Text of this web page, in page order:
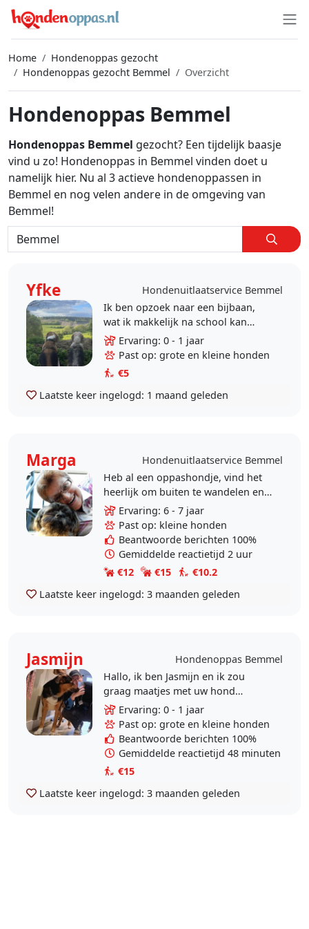
Home
Hondenoppas gezocht
Hondenoppas gezocht Bemmel
Overzicht
Hondenoppas Bemmel
Hondenoppas Bemmel gezocht? Een tijdelijk baasje
vind u zo! Hondenoppas in Bemmel vinden doet u
namelijk hier. Nu al 3 actieve hondenoppassen in
Bemmel en nog velen andere in de omgeving van
Bemmel!
Yfke
Hondenuitlaatservice Bemmel
Ik ben opzoek naar een bijbaan,
wat ik makkelijk na school kan
doen. Ik hou erg van dieren en heb
zelf ook een hond. We hebben ook
altijd dieren..
Ervaring: 0 - 1 jaar
Past op: grote en kleine honden
€5
Laatste keer ingelogd: 1 maand geleden
Marga
Hondenuitlaatservice Bemmel
Heb al een oppashondje, vind het
heerlijk om buiten te wandelen en
het liefst met een gezellige
viervoeter erbij. Ben hele dagen
thuis en heb..
Ervaring: 6 - 7 jaar
Past op: kleine honden
Beantwoorde berichten 100%
Gemiddelde reactietijd 2 uur
€12
€15
€10.2
Laatste keer ingelogd: 3 maanden geleden
Jasmijn
Hondenoppas Bemmel
Hallo, ik ben Jasmijn en ik zou
graag maatjes met uw hond
worden. Van september tot
november 2023 heb ik op hond
Barry (kruising tussen..
Ervaring: 0 - 1 jaar
Past op: grote en kleine honden
Beantwoorde berichten 100%
Gemiddelde reactietijd 48 minuten
€15
Laatste keer ingelogd: 3 maanden geleden